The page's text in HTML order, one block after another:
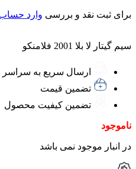
برای ثبت نقد و بررسی وارد
سیم گیتار لا بلا 2001 فلامنکو
ارسال سریع به سراسر
تضمین قیمت
تضمین کیفیت محصول
ناموجود
در انبار موجود نمی باشد